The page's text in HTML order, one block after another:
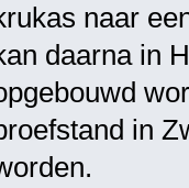
naar
daarna in
in